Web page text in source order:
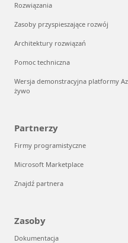
Rozwiązania
Zasoby przyspieszające rozwój
Architektury rozwiązań
Pomoc techniczna
Wersja demonstracyjna platformy
żywo
Partnerzy
Firmy programistyczne
Microsoft Marketplace
Znajdź partnera
Zasoby
Dokumentacja